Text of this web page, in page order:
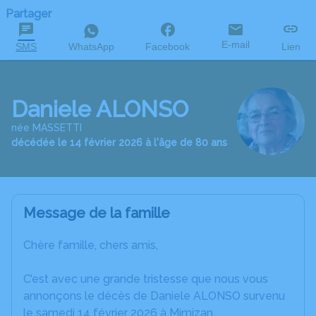
Partager
SMS WhatsApp Facebook E-mail Lien
Daniele ALONSO
née MASSETTI
décédée le 14 février 2026 à l'âge de 80 ans
Message de la famille
Chère famille, chers amis,
C’est avec une grande tristesse que nous vous
annonçons le décès de Daniele ALONSO survenu
le samedi 14 février 2026 à Mimizan.